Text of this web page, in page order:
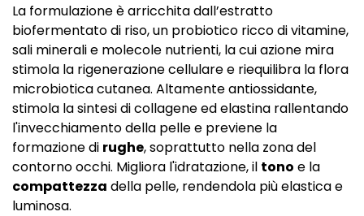
La formulazione è arricchita dall’estratto
biofermentato di riso, un probiotico ricco di vitamine,
sali minerali e molecole nutrienti, la cui azione mira
stimola la rigenerazione cellulare e riequilibra la flora
microbiotica cutanea. Altamente antiossidante,
stimola la sintesi di collagene ed elastina rallentando
l'invecchiamento della pelle e previene la
formazione di rughe, soprattutto nella zona del
contorno occhi. Migliora l'idratazione, il tono e la
compattezza della pelle, rendendola più elastica e
luminosa.